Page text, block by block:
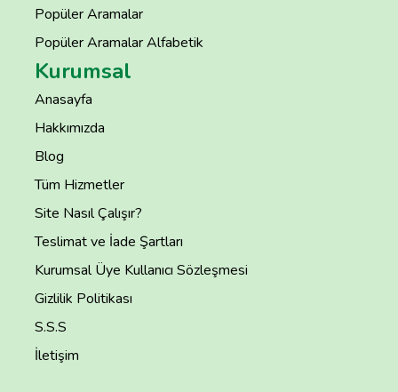
Popüler Aramalar
Popüler Aramalar Alfabetik
Kurumsal
Anasayfa
Hakkımızda
Blog
Tüm Hizmetler
Site Nasıl Çalışır?
Teslimat ve İade Şartları
Kurumsal Üye Kullanıcı Sözleşmesi
Gizlilik Politikası
S.S.S
İletişim